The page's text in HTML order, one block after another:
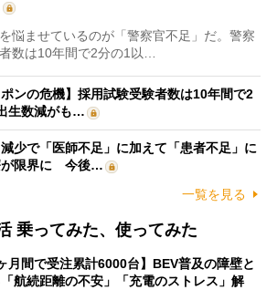
悩ませているのが「警察官不足」だ。警察
数は10年間で2分の1以…
ポンの危機】採用試験受験者数は10年間で2
生数減がも…
減少で「医師不足」に加えて「患者不足」に
が限界に 今後…
一覧を見る
乗ってみた、使ってみた
月間で受注累計6000台】BEV普及の障壁と
航続距離の不安」「充電のストレス」解